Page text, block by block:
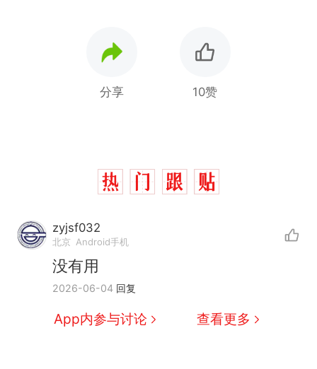
分享 10赞
zyjsf032
北京 Android手机
没有用
2026-06-04 回复
App内参与讨论 查看更多
热 费大厨“全国小炒肉大王”称